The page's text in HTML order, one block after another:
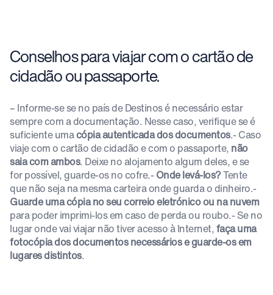
Conselhos para viajar com o cartão de
cidadão ou passaporte.
– Informe-se se no país de Destinos é necessário estar
sempre com a documentação. Nesse caso, verifique se é
suficiente umacópia autenticada dos documentos.- Caso
viaje com o cartão de cidadão e com o passaporte, não
saia com ambos. Deixe no alojamento algum deles, e se
for possível, guarde-os no cofre.-Onde levá-los?Tente
que não seja na mesma carteira onde guarda o dinheiro.-
Guarde uma cópia no seu correio eletrónico ou na nuvem
para poder imprimi-los em caso de perda ou roubo.- Se no
lugar onde vai viajar não tiver acesso à Internet,faça uma
fotocópia dos documentos necessários e guarde-os em
lugares distintos.